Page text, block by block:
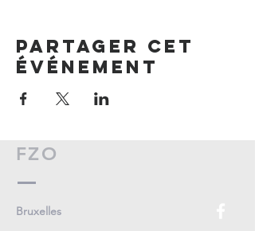
Partager cet
événement
FZO
Bruxelles